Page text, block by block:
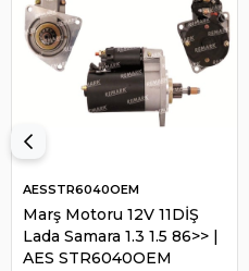
Marş Motoru 12V 11DİŞ
Lada Samara 1.3 1.5 86>> |
AES STR6040OEM
AESSTR6040OEM